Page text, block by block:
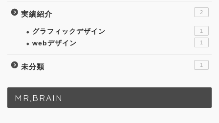
実績紹介 2
グラフィックデザイン 1
webデザイン 1
未分類 1
MR,BRAIN